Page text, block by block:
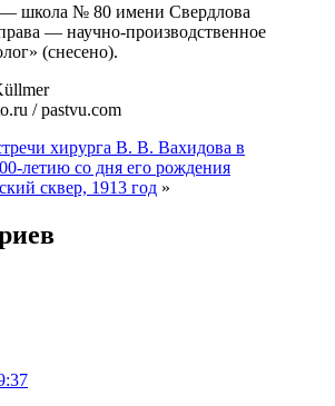
— школа № 80 имени Свердлова
— научно-производственное
(снесено).
/ pastvu.com
хирурга В. В. Вахидова в
летию со дня его рождения
сквер, 1913 год »